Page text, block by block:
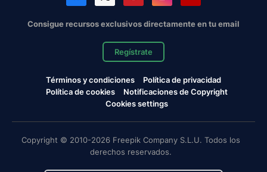
Consigue recursos exclusivos directamente en tu email
Regístrate
Términos y condiciones
Política de privacidad
Política de cookies
Notificaciones de Copyright
Cookies settings
Copyright © 2010-2026 Freepik Company S.L.U. Todos los
derechos reservados.